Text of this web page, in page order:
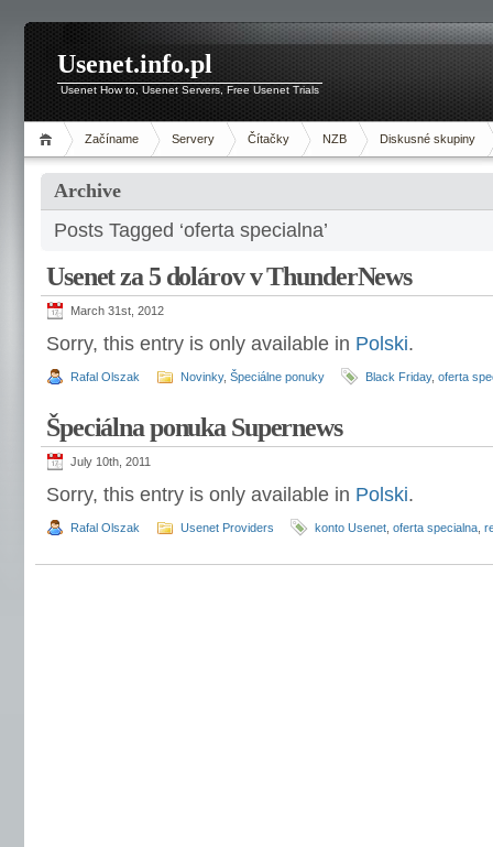
Usenet.info.pl
Usenet How to, Usenet Servers, Free Usenet Trials
Začíname Servery Čítačky NZB Diskusné skupiny
Archive
Posts Tagged ‘oferta specialna’
Usenet za 5 dolárov v ThunderNews
March 31st, 2012
Sorry, this entry is only available in Polski.
Rafal Olszak Novinky, Špeciálne ponuky Black Friday, oferta
Špeciálna ponuka Supernews
July 10th, 2011
Sorry, this entry is only available in Polski.
Rafal Olszak Usenet Providers konto Usenet oferta specialna